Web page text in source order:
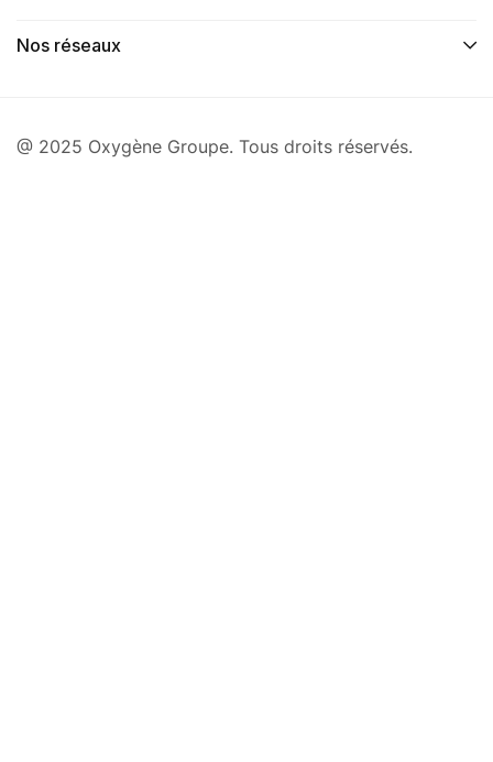
Nos réseaux
@ 2025 Oxygène Groupe. Tous droits réservés.